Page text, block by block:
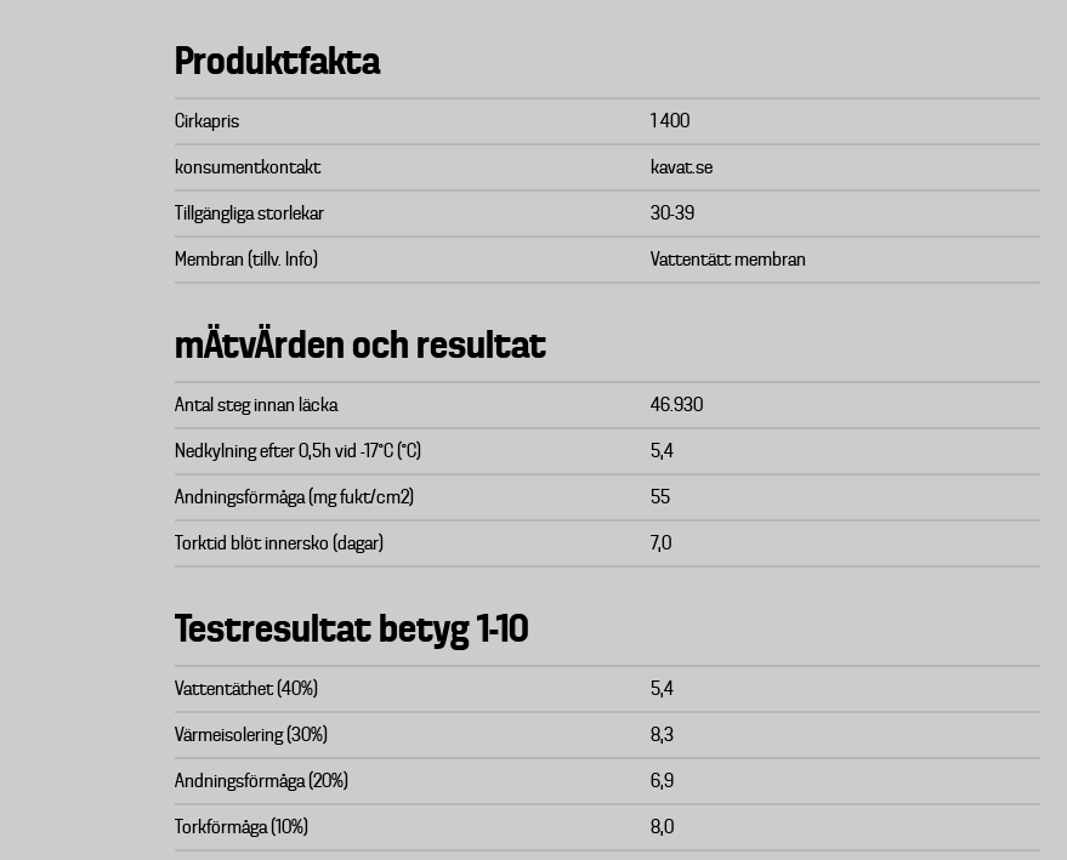
Produktfakta
Cirkapris 1 400
konsumentkontakt kavat.se
Tillgängliga storlekar 30-39
Membran (tillv. Info) Vattentätt membran
mÄtvÄrden och resultat
Antal steg innan läcka 46.930
Nedkylning efter 0,5h vid -17°C (°C) 5,4
Andningsförmåga (mg fukt/cm2) 55
Torktid blöt innersko (dagar) 7,0
Testresultat betyg 1-10
Vattentäthet (40%) 5,4
Värmeisolering (30%) 8,3
Andningsförmåga (20%) 6,9
Torkförmåga (10%) 8,0